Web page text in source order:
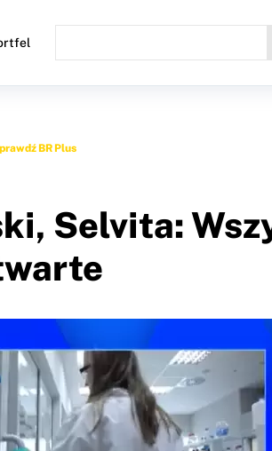
BR Plus
Selvita: